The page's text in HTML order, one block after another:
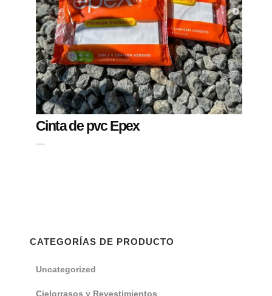
Cinta de pvc Epex
CATEGORÍAS DE PRODUCTO
Uncategorized
Cielorrasos y Revestimientos